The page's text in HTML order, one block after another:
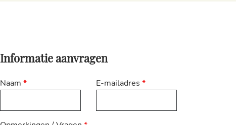
Informatie aanvragen
Naam * E-mailadres *